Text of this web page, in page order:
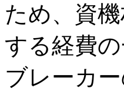
ため、資
する経費
ブレーカ